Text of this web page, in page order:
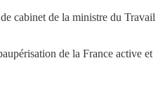
cabinet de la ministre du Travail
de la France active et